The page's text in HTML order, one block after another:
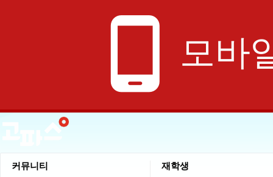
phone_android 모바
커뮤니티 재학생